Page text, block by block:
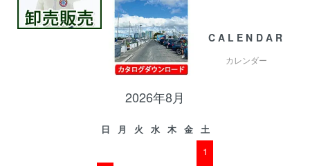
CALENDAR
カレンダー
2026年8月
日 月 火 水 木 金
土
1